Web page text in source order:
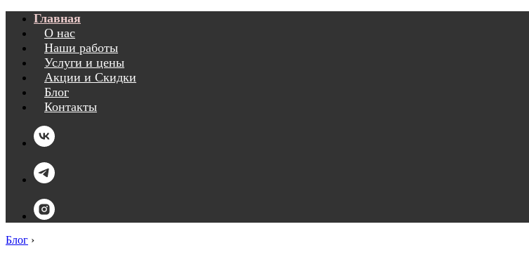
Главная
О нас
Наши работы
Услуги и цены
Акции и Скидки
Блог
Контакты
Блог ›